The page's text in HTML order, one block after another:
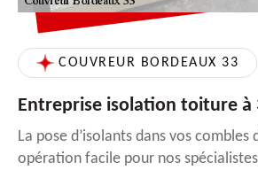
COUVREUR BORDEAUX 33
Entreprise isolation toiture à
La pose d’isolants dans vos combles
opération facile pour nos